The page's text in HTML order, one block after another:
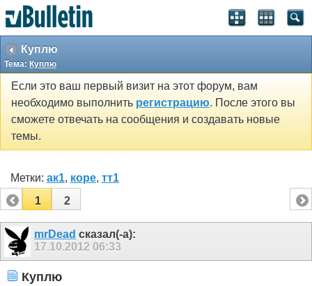
Куплю
Тема: Куплю
Если это ваш первый визит на этот форум, вам
необходимо выполнить регистрацию. После этого вы
сможете отвечать на сообщения и создавать новые
темы.
Метки: ак1, коре, тт1
1
2
mrDead сказал(-а):
17.10.2012 06:33
Куплю